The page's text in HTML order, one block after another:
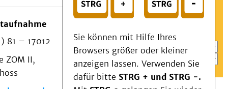
oder
Wählen Sie ein Thema für Ihren Schnelleinstieg
81 – 17012
ZOM II,
Sie können mit Hilfe Ihres
Browsers größer oder kleiner
anzeigen lassen. Verwenden Sie
dafür bitte STRG + und STRG -.
Patienten & Besucher
Kliniken/Institute/Zentren
Als Patient am UKD
Beratung und Unterstützung
Veranstaltungen
Kommunikation im Medizinwesen (KIM)
Notfall